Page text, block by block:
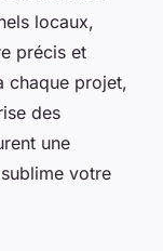
locaux,
précis et
chaque projet,
des
une
votre